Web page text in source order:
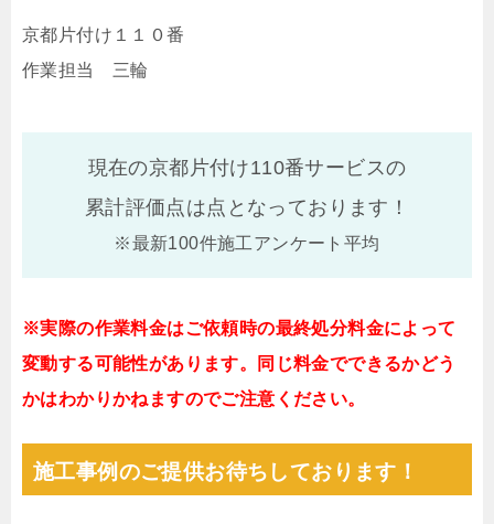
京都片付け１１０番
作業担当 三輪
現在の京都片付け110番サービスの
累計評価点は点となっております！
※最新100件施工アンケート平均
※実際の作業料金はご依頼時の最終処分料金によって
変動する可能性があります。同じ料金でできるかどう
かはわかりかねますのでご注意ください。
施工事例のご提供お待ちしております！